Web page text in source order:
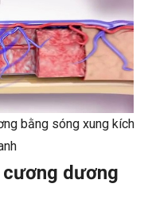
bằng sóng xung kích
dương